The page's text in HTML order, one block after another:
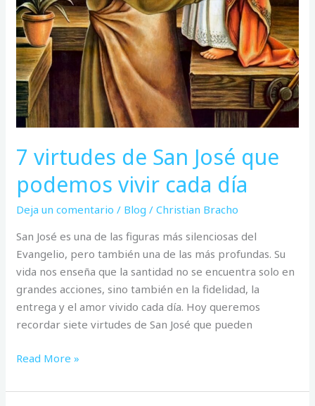
7 virtudes de San José que
podemos vivir cada día
Deja un comentario / Blog /Christian Bracho
San José es una de las figuras más silenciosas del
Evangelio, pero también una de las más profundas. Su
vida nos enseña que la santidad no se encuentra solo en
grandes acciones, sino también en la fidelidad, la
entrega y el amor vivido cada día. Hoy queremos
recordar siete virtudes de San José que pueden
Read More »